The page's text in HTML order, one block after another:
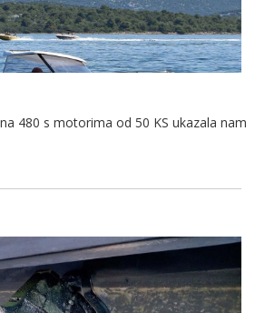
480 s motorima od 50 KS ukazala nam